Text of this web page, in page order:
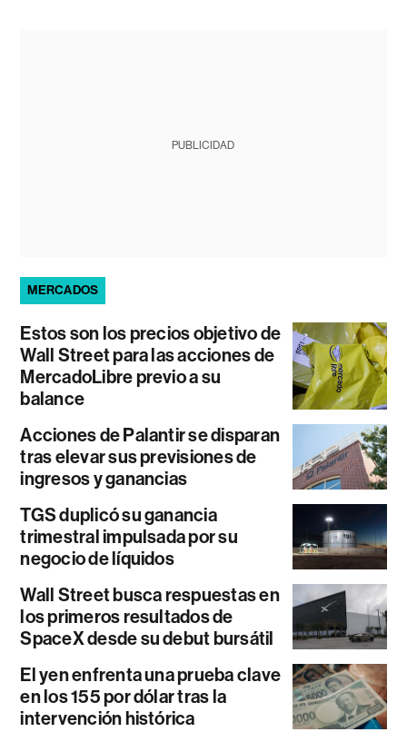
PUBLICIDAD
MERCADOS
Estos son los precios objetivo de
Wall Street para las acciones de
MercadoLibre previo a su
balance
Acciones de Palantir se disparan
tras elevar sus previsiones de
ingresos y ganancias
TGS duplicó su ganancia
trimestral impulsada por su
negocio de líquidos
Wall Street busca respuestas en
los primeros resultados de
SpaceX desde su debut bursátil
El yen enfrenta una prueba clave
en los 155 por dólar tras la
intervención histórica